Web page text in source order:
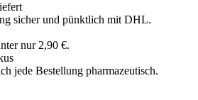
sicher und pünktlich mit DHL.
nur 2,90 €.
jede Bestellung pharmazeutisch.